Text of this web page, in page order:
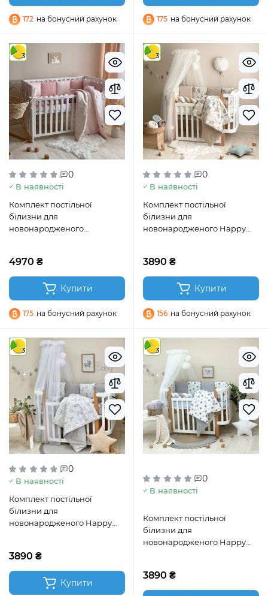
172 на бонусний рахунок 175 на бонусний рахунок
3
0
В наявності
Комплект постільної
білизни для
новонародженого
4970 ₴
Купити
175 на бонусний рахунок
3
0
В наявності
Комплект постільної
білизни для
новонародженого Happy
3890 ₴
Купити
156 на бонусний рахунок
3
0
В наявності
Комплект постільної
білизни для
новонародженого Happy
3890 ₴
Купити
3
0
В наявності
Комплект постільної
білизни для
новонародженого Happy
3890 ₴